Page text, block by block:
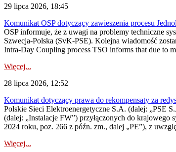
29 lipca 2026, 18:45
Komunikat OSP dotyczący zawieszenia procesu
OSP informuje, że z uwagi na problemy techniczne
Szwecja-Polska (SvK-PSE). Kolejna wiadomość
Intra-Day Coupling process TSO informs that due to
Więcej...
28 lipca 2026, 12:52
Komunikat dotyczący prawa do rekompensaty za
Polskie Sieci Elektroenergetyczne S.A. (dalej: „PSE
(dalej: „Instalacje FW”) przyłączonych do krajowego
2024 roku, poz. 266 z późn. zm., dalej „PE”), z
Więcej...